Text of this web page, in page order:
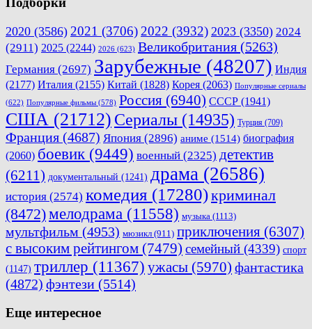
2020 (3586) 2021 (3706) 2022 (3932) 2023 (3350) 2024
(2911) 2025 (2244) 2026 (623) Великобритания (5263)
Германия (2697) Зарубежные (48207) Индия
(2177) Италия (2155) Китай (1828) Корея (2063) Популярные сериалы
(622) Популярные фильмы (578) Россия (6940) СССР (1941)
США (21712) Сериалы (14935) Турция (709)
Франция (4687) Япония (2896) аниме (1514) биография
(2060) боевик (9449) военный (2325) детектив
(6211) документальный (1241) драма (26586)
история (2574) комедия (17280)криминал
(8472)мелодрама (11558) музыка (1113)
мультфильм (4953) мюзикл (911) приключения (6307)
с высоким рейтингом (7479) семейный (4339) спорт
(1147) триллер (11367) ужасы (5970) фантастика
(4872) фэнтези (5514)
Еще интересное